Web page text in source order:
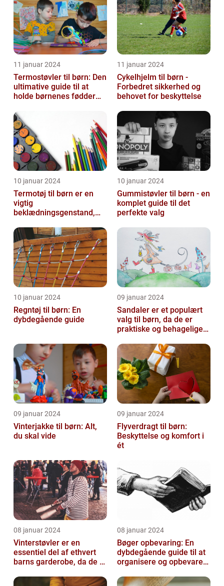
11 januar 2024
Termostøvler til børn: Den
ultimative guide til at
holde børnenes fødder
11 januar 2024
Cykelhjelm til børn -
Forbedret sikkerhed og
behovet for beskyttelse
10 januar 2024
Termotøj til børn er en
vigtig
beklædningsgenstand,
kommer igennem kolde
vi...
10 januar 2024
Gummistøvler til børn - en
komplet guide til det
perfekte valg
10 januar 2024
Regntøj til børn: En
dybdegående guide
09 januar 2024
Sandaler er et populært
valg til børn, da de er
praktiske og behagelige
09 januar 2024
Vinterjakke til børn: Alt,
du skal vide
09 januar 2024
Flyverdragt til børn:
Beskyttelse og komfort i
ét
08 januar 2024
Vinterstøvler er en
essentiel del af ethvert
barns garderobe, da de er
deres ...
08 januar 2024
Bøger opbevaring: En
dybdegående guide til at
organisere og opbevare